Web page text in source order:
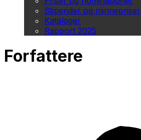
Stipender og minnepriser
Kataloger
Rapport 2025
Forfattere